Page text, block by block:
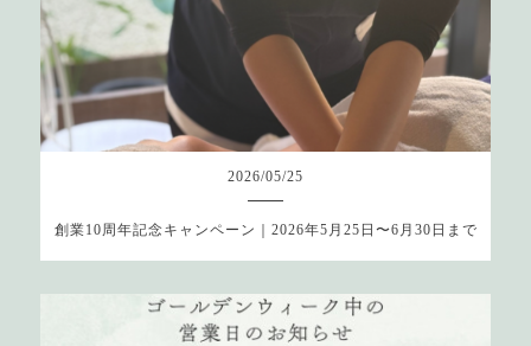
2026/05/25
創業10周年記念キャンペーン｜2026年5月25日〜6月30日まで